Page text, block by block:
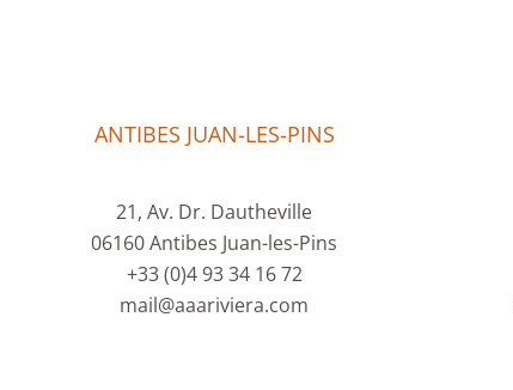
ANTIBES JUAN-LES-PINS
21, Av. Dr. Dautheville
06160 Antibes Juan-les-Pins
+33 (0)4 93 34 16 72
mail@aaariviera.com